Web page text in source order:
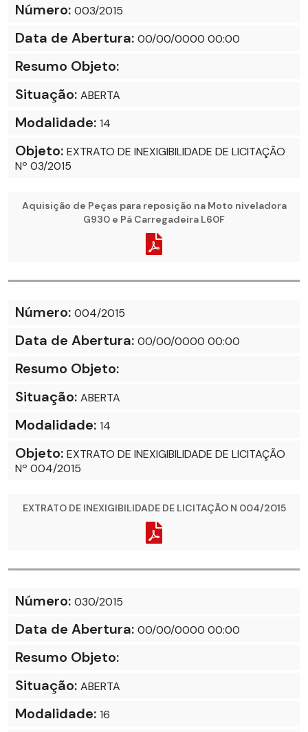
Número: 003/2015
Data de Abertura: 00/00/0000 00:00
Resumo Objeto:
Situação: ABERTA
Modalidade: 14
Objeto: EXTRATO DE INEXIGIBILIDADE DE LICITAÇÃO
Nº 03/2015
Aquisição de Peças para reposição na Moto niveladora
G930 e Pá Carregadeira L60F
Número: 004/2015
Data de Abertura: 00/00/0000 00:00
Resumo Objeto:
Situação: ABERTA
Modalidade: 14
Objeto: EXTRATO DE INEXIGIBILIDADE DE LICITAÇÃO
Nº 004/2015
EXTRATO DE INEXIGIBILIDADE DE LICITAÇÃO N 004/2015
Número: 030/2015
Data de Abertura: 00/00/0000 00:00
Resumo Objeto:
Situação: ABERTA
Modalidade: 16